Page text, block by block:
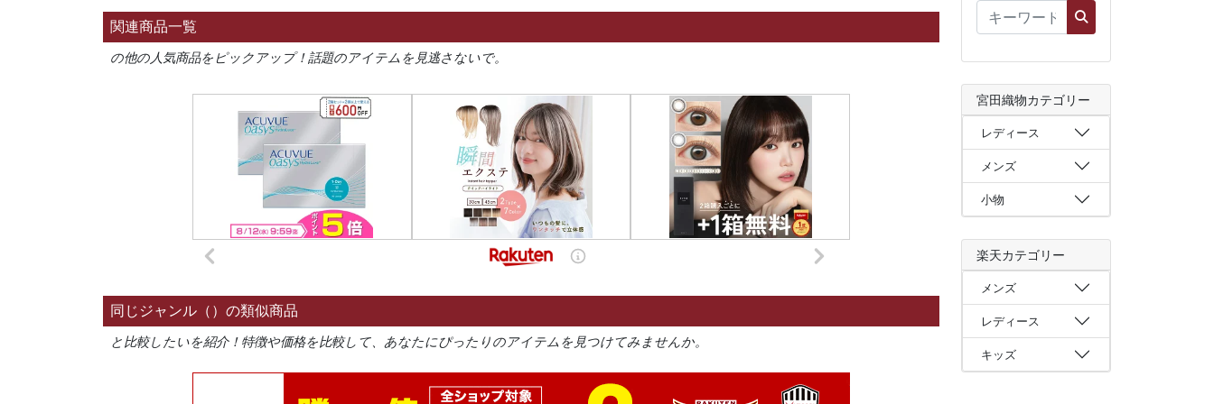
関連商品一覧
の他の人気商品をピックアップ！話題のアイテムを見逃さないで。
同じジャンル（）の類似商品
と比較したいを紹介！特徴や価格を比較して、あなたにぴったりのアイテムを見つけてみませんか。
宮田織物カテゴリー
レディース
メンズ
小物
楽天カテゴリー
メンズ
レディース
キッズ